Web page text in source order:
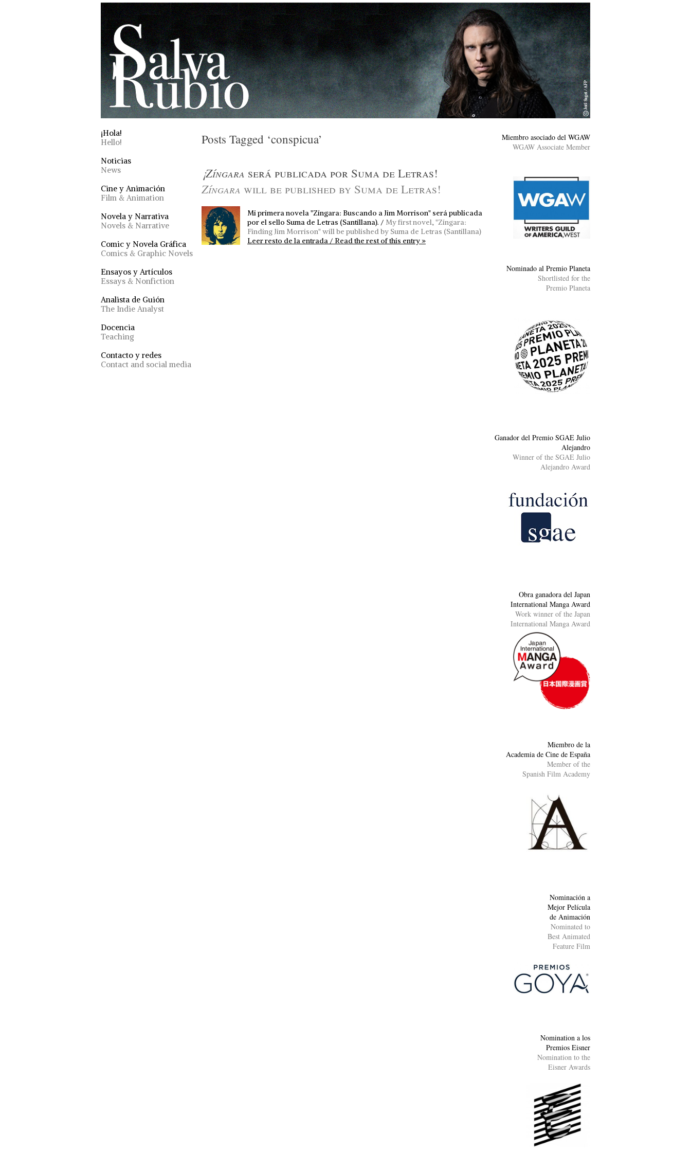
¡Hola!
Hello!
Noticias
News
Cine y Animación
Film & Animation
Novela y Narrativa
Novels & Narrative
Comic y Novela Gráfica
Comics & Graphic Novels
Ensayos y Artículos
Essays & Nonfiction
Analista de Guión
The Indie Analyst
Docencia
Teaching
Contacto y redes
Contact and social media
Posts Tagged ‘conspicua’
¡Zíngara será publicada por Suma de Letras!
Zíngara will be published by Suma de Letras!
Mi primera novela "Zíngara: Buscando a Jim Morrison" será publicada
por el sello Suma de Letras (Santillana). / My first novel, "Zíngara:
Finding Jim Morrison" will be published by Suma de Letras (Santillana)
Leer resto de la entrada / Read the rest of this entry »
Miembro asociado del WGAW
WGAW Associate Member
Nominado al Premio Planeta
Shortlisted for the
Premio Planeta
Ganador del Premio SGAE Julio
Alejandro
Winner of the SGAE Julio
Alejandro Award
Obra ganadora del Japan
International Manga Award
Work winner of the Japan
International Manga Award
Miembro de la
Academia de Cine de España
Member of the
Spanish Film Academy
Nominación a
Mejor Película
de Animación
Nominated to
Best Animated
Feature Film
Nomination a los
Premios Eisner
Nomination to the
Eisner Awards